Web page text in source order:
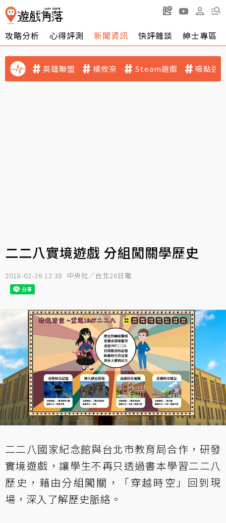
攻略分析 心得評測 新聞資訊 快評雜談 紳士專區
英雄聯盟 橘攸奈 Steam遊戲 吸點迷
二二八實境遊戲 分組闖關學歷史
2018-02-26 12:38 中央社／台北26日電
二二八國家紀念館與台北市教育局合作，研發
實境遊戲，讓學生不再只透過書本學習二二八
歷史，藉由分組闖關，「穿越時空」回到現
場，深入了解歷史脈絡。